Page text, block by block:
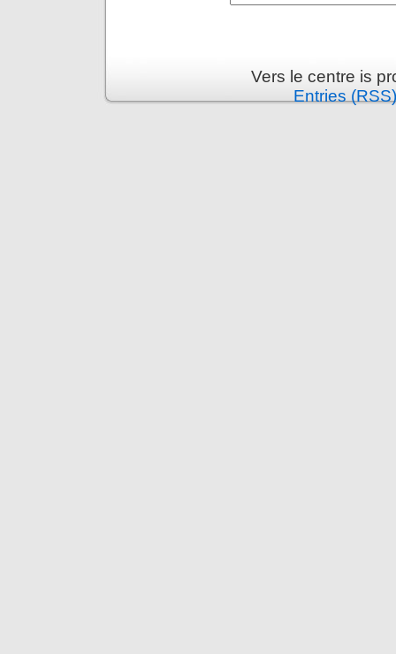
Vers le centre is
Entries (RSS)